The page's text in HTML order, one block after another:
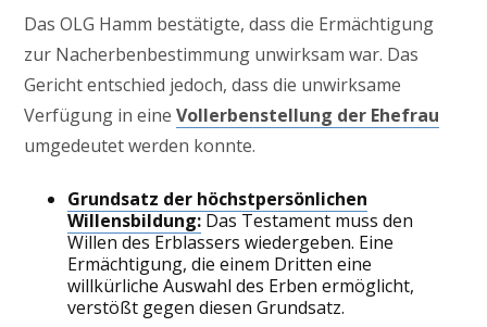
Das OLG Hamm bestätigte, dass die Ermächtigung
zur Nacherbenbestimmung unwirksam war. Das
Gericht entschied jedoch, dass die unwirksame
Verfügung in eineVollerbenstellung der Ehefrau
umgedeutet werden konnte.
Grundsatz der höchstpersönlichen
Willensbildung: Das Testament muss den
Willen des Erblassers wiedergeben. Eine
Ermächtigung, die einem Dritten eine
willkürliche Auswahl des Erben ermöglicht,
verstößt gegen diesen Grundsatz.